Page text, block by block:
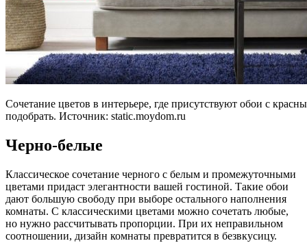
Сочетание цветов в интерьере, где присутствуют обои с
подобрать. Источник: static.moydom.ru
Черно-белые
Классическое сочетание черного с белым и промежуточными
цветами придаст элегантности вашей гостиной. Такие обои
дают большую свободу при выборе остального наполнения
комнаты. С классическими цветами можно сочетать любые,
но нужно рассчитывать пропорции. При их неправильном
соотношении, дизайн комнаты превратится в безвкусицу.